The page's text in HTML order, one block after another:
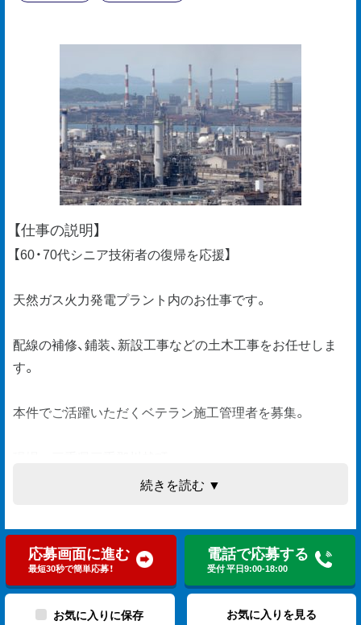
【仕事の説明】
【60・70代シニア技術者の復帰を応援】
天然ガス火力発電プラント内のお仕事です。
配線の補修、鋪装、新設工事などの土木工事をお任せしま
す。
本件でご活躍いただくベテラン施工管理者を募集。
【応募要件】
現場監督10年以上のご経験
60歳以上の方（省令3号ニ）
続きを読む ▼
応募画面に進む
最短30秒で簡単応募！
電話で応募する
受付 平日9:00-18:00
お気に入りに保存 お気に入りを見る